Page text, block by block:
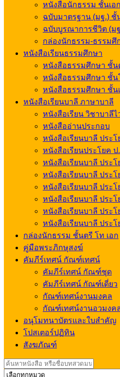
หนังสือนักธรรม ชั้นเอก
ฉบับมาตรฐาน (มฐ.) ชั้
ฉบับบูรณาการชีวิต (ม
กล่องนักธรรม-ธรรมศึ
หนังสือเรียนธรรมศึกษา
หนังสือธรรมศึกษา ชั้น
หนังสือธรรมศึกษา ชั้น
หนังสือธรรมศึกษา ชั้น
หนังสือเรียนบาลี ภาษาบาลี
หนังสือเรียน วิชาบาลี
หนังสืออ่านประกอบ
หนังสือเรียนบาลี ประโ
หนังสือเรียนประโยค ป
หนังสือเรียนบาลี ประโ
หนังสือเรียนบาลี ประโ
หนังสือเรียนบาลี ประโ
หนังสือเรียนบาลี ประโ
หนังสือเรียนบาลี ประโ
หนังสือเรียนบาลี ประโ
กล่องนักธรรม ชั้นตรี โท เอก
คู่มือพระภิกษุสงฆ์
คัมภีร์เทศน์ กัณฑ์เทศน์
คัมภีร์เทศน์ กัณฑ์ชุด
คัมภีร์เทศน์ กัณฑ์เดี่ยว
กัณฑ์เทศน์งานมงคล
กัณฑ์เทศน์งานอวมงค
อนุโมทนาบัตรและใบสำคัญ
โปสเตอร์ปฏิทิน
สังฆภัณฑ์
Search
for: